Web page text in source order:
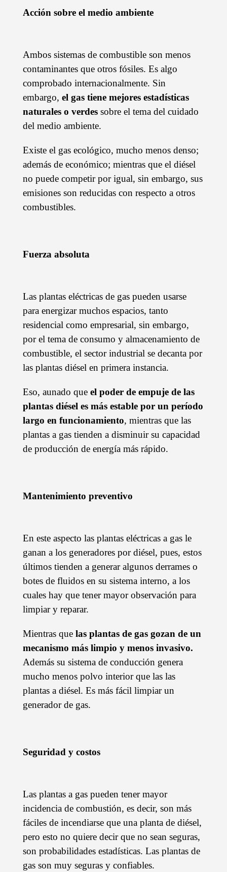
Acción sobre el medio ambiente
Ambos sistemas de combustible son menos
contaminantes que otros fósiles. Es algo
comprobado internacionalmente. Sin
embargo, el gas tiene mejores estadísticas
naturales o verdessobre el tema del cuidado
del medio ambiente.
Existe el gas ecológico, mucho menos denso;
además de económico; mientras que el diésel
no puede competir por igual, sin embargo, sus
emisiones son reducidas con respecto a otros
combustibles.
Fuerza absoluta
Las plantas eléctricas de gas pueden usarse
para energizar muchos espacios, tanto
residencial como empresarial, sin embargo,
por el tema de consumo y almacenamiento de
combustible, el sector industrial se decanta por
las plantas diésel en primera instancia.
Eso, aunado que el poder de empuje de las
plantas diésel es más estable por un período
largo en funcionamiento, mientras que las
plantas a gas tienden a disminuir su capacidad
de producción de energía más rápido.
Mantenimiento preventivo
En este aspecto las plantas eléctricas a gas le
ganan a los generadores por diésel, pues, estos
últimos tienden a generar algunos derrames o
botes de fluidos en su sistema interno, a los
cuales hay que tener mayor observación para
limpiar y reparar.
Mientras que las plantas de gas gozan de un
mecanismo más limpio y menos invasivo.
Además su sistema de conducción genera
mucho menos polvo interior que las las
plantas a diésel. Es más fácil limpiar un
generador de gas.
Seguridad y costos
Las plantas a gas pueden tener mayor
incidencia de combustión, es decir, son más
fáciles de incendiarse que una planta de diésel,
pero esto no quiere decir que no sean seguras,
son probabilidades estadísticas. Las plantas de
gas son muy seguras y confiables.